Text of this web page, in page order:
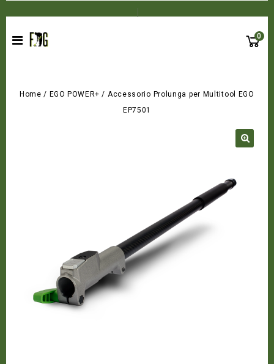
0
Home / EGO POWER+ / Accessorio Prolunga per Multitool EGO
EP7501